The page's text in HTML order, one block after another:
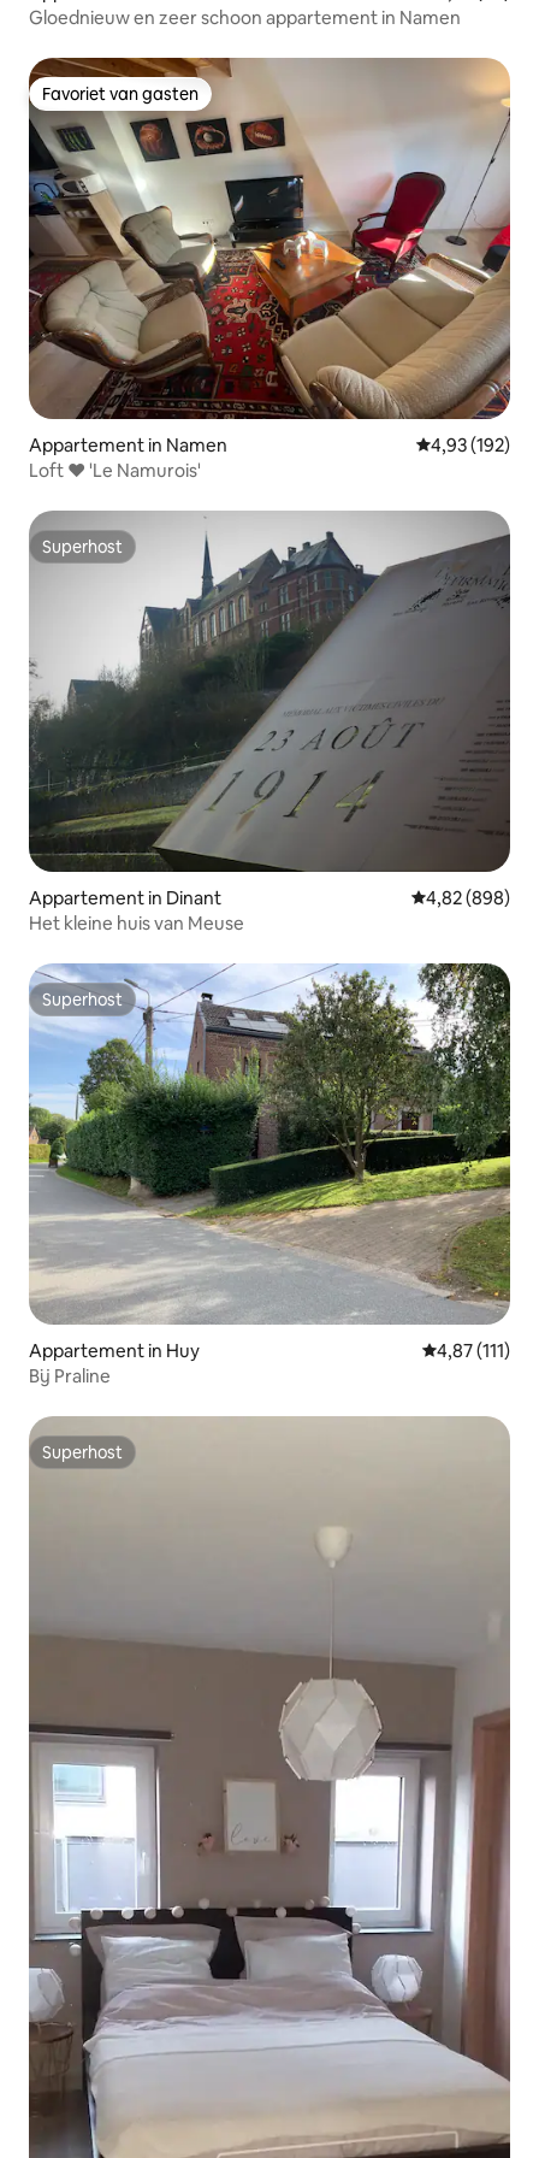
Gloednieuw en zeer schoon appartement in Namen
Favoriet van gasten
Favoriet van gasten
Appartement in Namen Gemiddelde
4,93 (192)
Loft ❤️ 'Le Namurois'
Superhost
Superhost
Appartement in Dinant Gemiddelde
4,82 (898)
Het kleine huis van Meuse
Superhost
Superhost
Appartement in Huy Gemiddelde
4,87 (111)
Bij Praline
Superhost
Superhost